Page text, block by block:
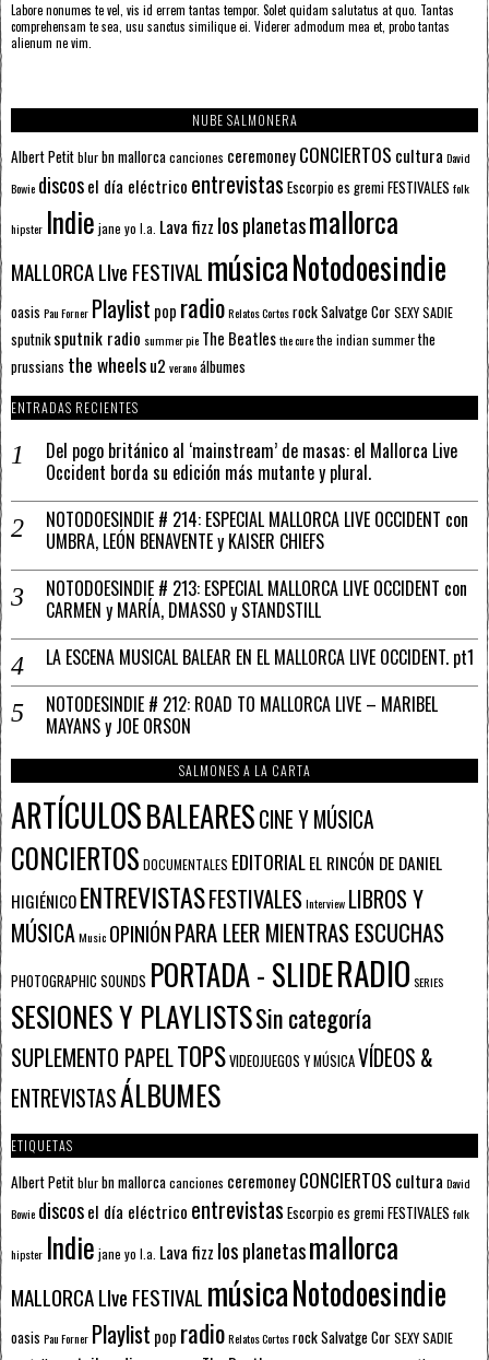
Labore nonumes te vel, vis id errem tantas tempor. Solet quidam salutatus at quo. Tantas
comprehensam te sea, usu sanctus similique ei. Viderer admodum mea et, probo tantas
alienum ne vim.
NUBE SALMONERA
Albert Petitblurbn mallorcacanciones ceremoneyCONCIERTOS cultura David
Bowie discosel día eléctrico entrevistas Escorpioes gremiFESTIVALES folk
hipster Indie jane yo l.a. Lava fizz los planetasmallorca
MALLORCA LIve FESTIVAL músicaNotodoesindie
oasis Pau Forner Playlist pop radioRelatos CortosrockSalvatge CorSEXY SADIE
sputnik sputnik radio summer pie The Beatlesthe curethe indian summerthe
prussians the wheelsu2 veranoálbumes
ENTRADAS RECIENTES
Del pogo británico al ‘mainstream’ de masas: el Mallorca Live
Occident borda su edición más mutante y plural.
NOTODOESINDIE # 214: ESPECIAL MALLORCA LIVE OCCIDENT con
UMBRA, LEÓN BENAVENTE y KAISER CHIEFS
NOTODOESINDIE # 213: ESPECIAL MALLORCA LIVE OCCIDENT con
CARMEN y MARÍA, DMASSO y STANDSTILL
LA ESCENA MUSICAL BALEAR EN EL MALLORCA LIVE OCCIDENT. pt1
NOTODESINDIE # 212: ROAD TO MALLORCA LIVE – MARIBEL
MAYANS y JOE ORSON
SALMONES A LA CARTA
ARTÍCULOSBALEARESCINE Y MÚSICA
CONCIERTOS DOCUMENTALES EDITORIALEL RINCÓN DE DANIEL
HIGIÉNICOENTREVISTASFESTIVALESInterview LIBROS Y
MÚSICAMusic OPINIÓNPARA LEER MIENTRAS ESCUCHAS
PHOTOGRAPHIC SOUNDS PORTADA - SLIDERADIO SERIES
SESIONES Y PLAYLISTSSin categoría
SUPLEMENTO PAPELTOPSVIDEOJUEGOS Y MÚSICAVÍDEOS &
ENTREVISTASÁLBUMES
ETIQUETAS
Albert Petitblurbn mallorcacanciones ceremoneyCONCIERTOS cultura David
Bowie discosel día eléctrico entrevistas Escorpioes gremiFESTIVALES folk
hipster Indie jane yo l.a. Lava fizz los planetasmallorca
MALLORCA LIve FESTIVAL músicaNotodoesindie
oasis Pau Forner Playlist pop radioRelatos CortosrockSalvatge CorSEXY SADIE